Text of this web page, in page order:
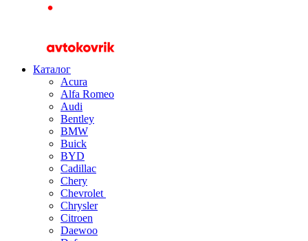
Каталог
Acura
Alfa Romeo
Audi
Bentley
BMW
Buick
BYD
Cadillac
Chery
Chevrolet
Chrysler
Citroen
Daewoo